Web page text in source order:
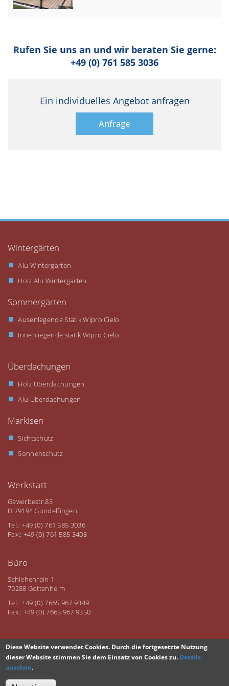
Rufen Sie uns an und wir beraten Sie gerne:
+49 (0) 761 585 3036
Ein individuelles Angebot anfragen
Anfrage
Wintergärten
Alu Wintergärten
Holz Alu Wintergärten
Sommergärten
Ausenlegende Statik Wipro Cielo
Innenliegende statik Wipro Cielo
Überdachungen
Holz Überdachungen
Alu Überdachungen
Markisen
Sichtschutz
Sonnenschutz
Werkstatt
Gewerbestr.83
D 79194 Gundelfingen
Tel.: +49 (0) 761 585 3036
Fax.: +49 (0) 761 585 3408
Büro
Schlehenrain 1
79288 Gottenheim
Tel.: +49 (0) 7665 967 9349
Fax.: +49 (0) 7665 967 9350
Wintergaerten Schmidt Copyright 2026 | Designed beiprofiweb.de
Diese Website verwendet Cookies. Durch die fortgesetzte Nutzung
dieser Website stimmen Sie dem Einsatz von Cookies zu. Details
ansehen.